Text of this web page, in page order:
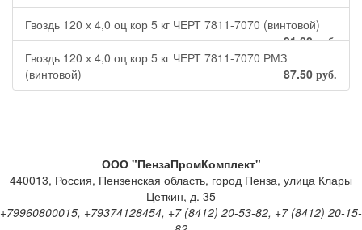
Гвоздь 120 х 4,0 оц кор 5 кг ЧЕРТ 7811-7070 (винтовой)
91.00руб.
Гвоздь 120 х 4,0 оц кор 5 кг ЧЕРТ 7811-7070 РМЗ
(винтовой)
87.50 руб.
ООО "ПензаПромКомплект"
440013, Россия, Пензенская область, город Пенза, улица Клары
Цеткин, д. 35
+79960800015, +79374128454, +7 (8412) 20-53-82, +7 (8412) 20-15-